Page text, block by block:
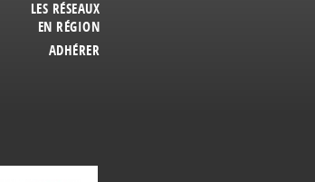
LES RÉSEAUX
EN RÉGION
ADHÉRER